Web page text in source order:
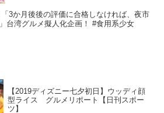
3か月後後の評価に合格しなければ、夜市
台湾グルメ擬人化企画！ #食用系少女
【2019ディズニー七夕初日】ウッディ顔
型ライス グルメリポート【日刊スポー
ツ】